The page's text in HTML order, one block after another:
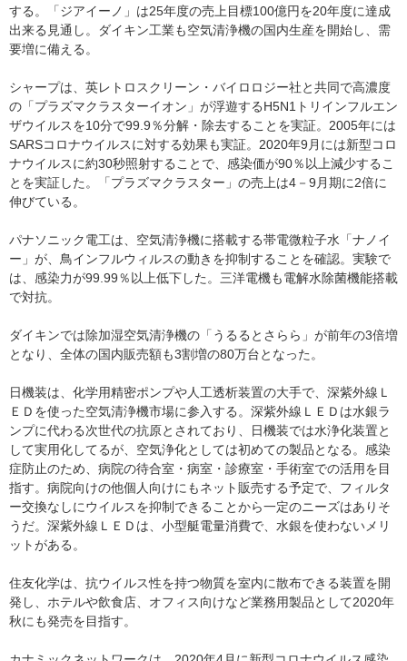
する。「ジアイーノ」は25年度の売上目標100億円を20年度に達成
出来る見通し。ダイキン工業も空気清浄機の国内生産を開始し、需
要増に備える。
シャープは、英レトロスクリーン・バイロロジー社と共同で高濃度
の「プラズマクラスターイオン」が浮遊するH5N1トリインフルエン
ザウイルスを10分で99.9％分解・除去することを実証。2005年には
SARSコロナウイルスに対する効果も実証。2020年9月には新型コロ
ナウイルスに約30秒照射することで、感染価が90％以上減少するこ
とを実証した。「プラズマクラスター」の売上は4－9月期に2倍に
伸びている。
パナソニック電工は、空気清浄機に搭載する帯電微粒子水「ナノイ
ー」が、鳥インフルウィルスの動きを抑制することを確認。実験で
は、感染力が99.99％以上低下した。三洋電機も電解水除菌機能搭載
で対抗。
ダイキンでは除加湿空気清浄機の「うるるとさらら」が前年の3倍増
となり、全体の国内販売額も3割増の80万台となった。
日機装は、化学用精密ポンプや人工透析装置の大手で、深紫外線Ｌ
ＥＤを使った空気清浄機市場に参入する。深紫外線ＬＥＤは水銀ラ
ンプに代わる次世代の抗原とされており、日機装では水浄化装置と
して実用化してるが、空気浄化としては初めての製品となる。感染
症防止のため、病院の待合室・病室・診療室・手術室での活用を目
指す。病院向けの他個人向けにもネット販売する予定で、フィルタ
ー交換なしにウイルスを抑制できることから一定のニーズはありそ
うだ。深紫外線ＬＥＤは、小型艇電量消費で、水銀を使わないメリ
ットがある。
住友化学は、抗ウイルス性を持つ物質を室内に散布できる装置を開
発し、ホテルや飲食店、オフィス向けなど業務用製品として2020年
秋にも発売を目指す。